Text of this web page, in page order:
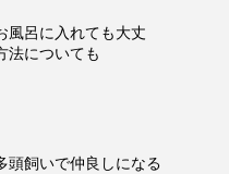
風呂に入れても大丈
法についても
頭飼いで仲良しになる